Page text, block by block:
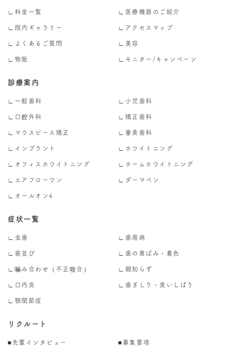
∟料金一覧 ∟医療機器のご紹介
∟院内ギャラリー ∟アクセスマップ
∟よくあるご質問 ∟美容
∟物販 ∟モニター/キャンペーン
診療案内
∟一般歯科 ∟小児歯科
∟口腔外科 ∟矯正歯科
∟マウスピース矯正 ∟審美歯科
∟インプラント ∟ホワイトニング
∟オフィスホワイトニング ∟ホームホワイトニング
∟エアフローワン ∟ダーマペン
∟オールオン4
症状一覧
∟虫歯 ∟歯周病
∟歯並び ∟歯の黄ばみ・着色
∟噛み合わせ（不正咬合） ∟親知らず
∟口内炎 ∟歯ぎしり・食いしばり
∟顎関節症
リクルート
■先輩インタビュー ■募集要項